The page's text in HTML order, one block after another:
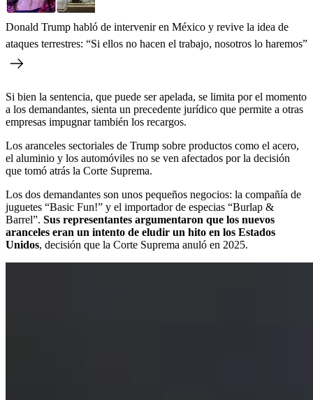
Donald Trump habló de intervenir en México y revive la idea de
ataques terrestres: “Si ellos no hacen el trabajo, nosotros lo haremos”
Si bien la sentencia, que puede ser apelada, se limita por el momento
a los demandantes, sienta un precedente jurídico que permite a otras
empresas impugnar también los recargos.
Los aranceles sectoriales de Trump sobre productos como el acero,
el aluminio y los automóviles no se ven afectados por la decisión
que tomó atrás la Corte Suprema.
Los dos demandantes son unos pequeños negocios: la compañía de
juguetes “Basic Fun!” y el importador de especias “Burlap & ​
Barrel”. Sus representantes argumentaron que los nuevos
aranceles eran un intento de eludir un hito en los Estados
Unidos, decisión que la Corte Suprema anuló en ⁠2025.